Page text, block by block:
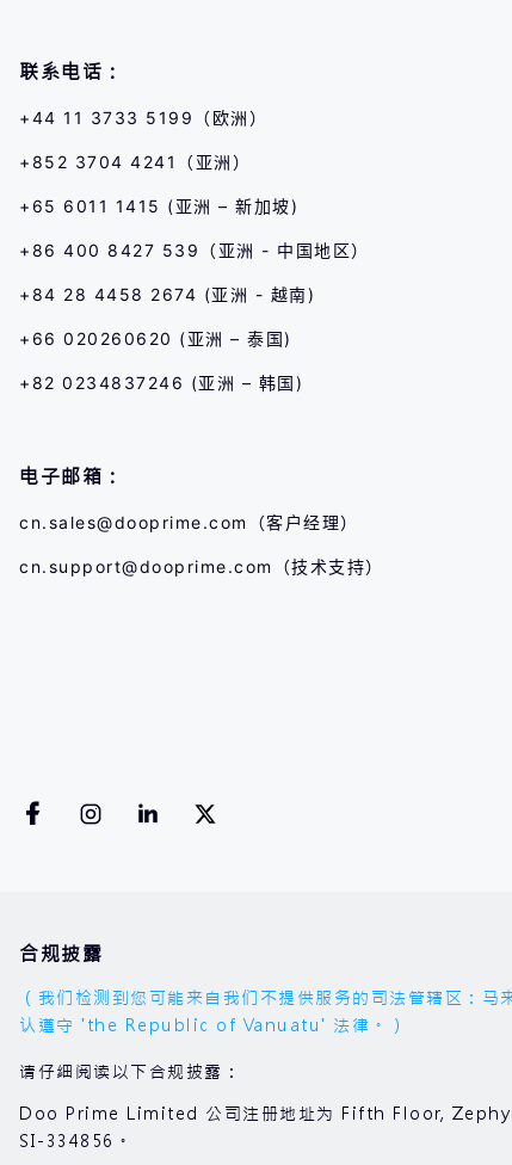
联系电话：
+44 11 3733 5199（欧洲）
+852 3704 4241（亚洲）
+65 6011 1415 (亚洲 – 新加坡)
+86 400 8427 539（亚洲 - 中国地区）
+84 28 4458 2674 (亚洲 - 越南)
+66 020260620 (亚洲 – 泰国)
+82 0234837246 (亚洲 – 韩国)
电子邮箱：
cn.sales@dooprime.com （客户经理）
cn.support@dooprime.com （技术支持）
合规披露
（我们检测到您可能来自我们不提供服务的司法管辖区
认遵守 'the Republic of Vanuatu' 法律。）
请仔细阅读以下合规披露：
Doo Prime Limited 公司注册地址为 Fifth Floor,
SI-334856。